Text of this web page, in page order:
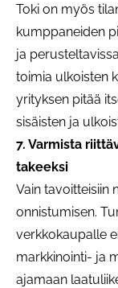
Toki on myös
kumppaneiden
ja
toimia ulkoisten
yrityksen pitää
sisäisten ja
7. Varmista
takeeksi
Vain tavoitteisiin
onnistumisen.
verkkokaupalle
markkinointi- ja
ajamaan